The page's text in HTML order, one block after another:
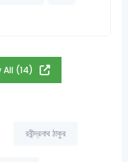
All (14)
রবীন্দ্রনাথ ঠাকুর